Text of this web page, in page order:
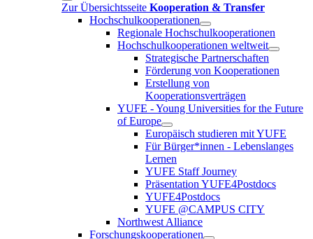
Zur Übersichtsseite Kooperation & Transfer
Hochschulkooperationen
Regionale Hochschulkooperationen
Hochschulkooperationen weltweit
Strategische Partnerschaften
Förderung von Kooperationen
Erstellung von
Kooperationsverträgen
YUFE - Young Universities for the Future
of Europe
Europäisch studieren mit YUFE
Für Bürger*innen - Lebenslanges
Lernen
YUFE Staff Journey
Präsentation YUFE4Postdocs
YUFE4Postdocs
YUFE @CAMPUS CITY
Northwest Alliance
Forschungskooperationen